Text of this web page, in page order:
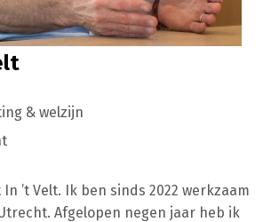
& welzijn
’t Velt. Ik ben sinds 2022 werkzaam
Afgelopen negen jaar heb ik